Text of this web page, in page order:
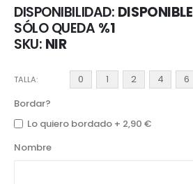
DISPONIBILIDAD: DISPONIBLE
SÓLO QUEDA %1
SKU NIR
TALLA 0 1 2 4 6
Bordar?
Lo quiero bordado + 2,90 €
Nombre